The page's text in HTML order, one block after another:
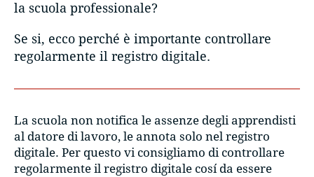
la scuola professionale?
Se si, ecco perché è importante controllare
regolarmente il registro digitale.
La scuola non notifica le assenze degli apprendisti
al datore di lavoro, le annota solo nel registro
digitale. Per questo vi consigliamo di controllare
regolarmente il registro digitale cosí da essere